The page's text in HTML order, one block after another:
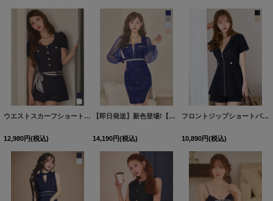
ウエストスカーフショートパンツセットアップ/キャバドレス【XS-Lサイズ/2カラー】[OF03]【YN】dzjvIA
12,980円(税込)
【即日発送】新色登場!【送料無料】スクエアネック/フロントジップ/チュール袖/シアー/刺繍/レース/タイト/スリット/ミニドレス/キャバドレス【XS-XLサイズ/4カラー】[OF03-X]【YN】dzj
14,190円(税込)
フロントジップショートパンツミニドレス/キャバドレス【XS-XLサイズ/2カラー】[OF03]【YN】dzjvAG
10,890円(税込)